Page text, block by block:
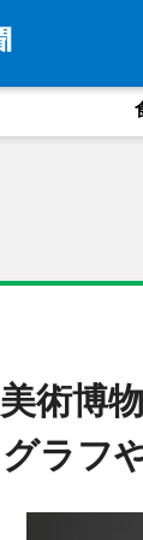
術博
ラフ